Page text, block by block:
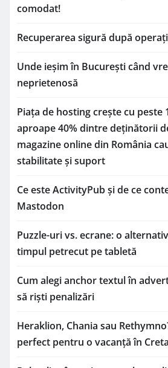
comodat!
Recuperarea sigură după
Unde ieșim în București când
neprietenosă
Piața de hosting crește cu peste
aproape 40% dintre deținătorii
magazine online din România
stabilitate și suport
Ce este ActivityPub și de ce
Mastodon
Puzzle-uri vs. ecrane: o
timpul petrecut pe tabletă
Cum alegi anchor textul în
să riști penalizări
Heraklion, Chania sau
perfect pentru o vacanță în Creta